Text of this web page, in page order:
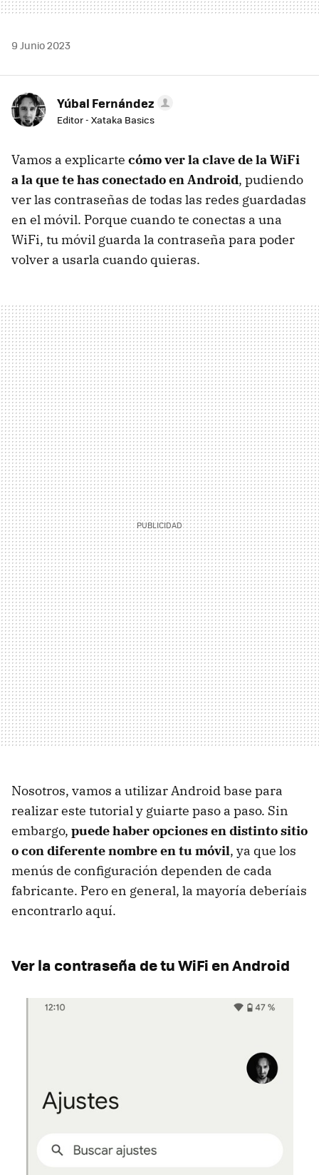
9 Junio 2023
Yúbal Fernández
Editor - Xataka Basics
Vamos a explicarte cómo ver la clave de la WiFi
a la que te has conectado en Android, pudiendo
ver las contraseñas de todas las redes guardadas
en el móvil. Porque cuando te conectas a una
WiFi, tu móvil guarda la contraseña para poder
volver a usarla cuando quieras.
Nosotros, vamos a utilizar Android base para
realizar este tutorial y guiarte paso a paso. Sin
embargo, puede haber opciones en distinto sitio
o con diferente nombre en tu móvil, ya que los
menús de configuración dependen de cada
fabricante. Pero en general, la mayoría deberíais
encontrarlo aquí.
Ver la contraseña de tu WiFi en Android